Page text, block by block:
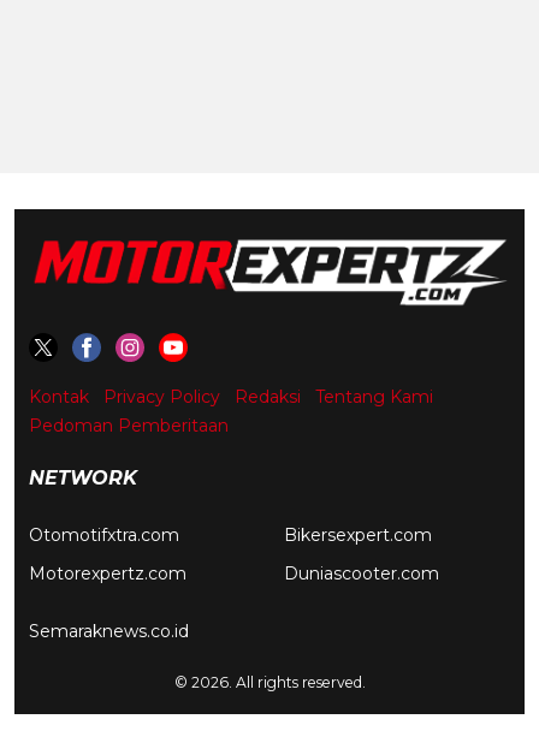
Kontak Privacy Policy Redaksi
Tentang Kami
Pedoman Pemberitaan
NETWORK
Otomotifxtra.com
Motorexpertz.com
Bikersexpert.com
Duniascooter.com
Semaraknews.co.id
© 2026. All rights reserved.